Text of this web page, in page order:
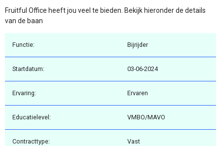
Fruitful Office heeft jou veel te bieden. Bekijk hieronder de details
van de baan
Functie: Bijrijder
Startdatum: 03-06-2024
Ervaring: Ervaren
Educatielevel: VMBO/MAVO
Contracttype: Vast